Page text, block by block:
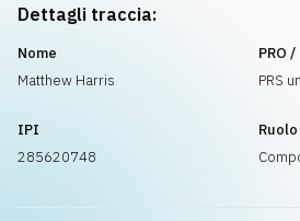
Dettagli traccia:
Nome
Matthew Harris
PRO /
PRS
IPI
285620748
Ruolo